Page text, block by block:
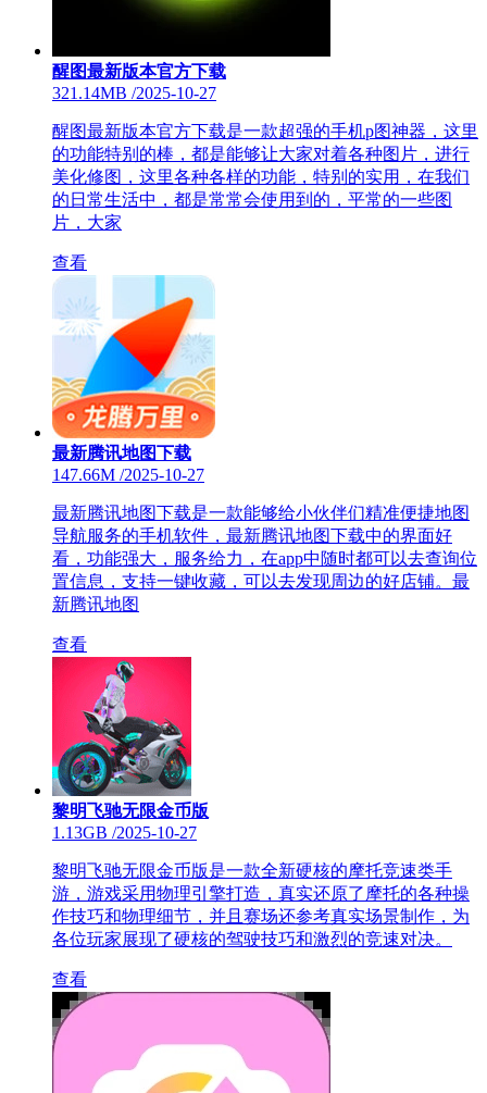
醒图最新版本官方下载
321.14MB /2025-10-27
醒图最新版本官方下载是一款超强的手机p图神器，这里
的功能特别的棒，都是能够让大家对着各种图片，进行
美化修图，这里各种各样的功能，特别的实用，在我们
的日常生活中，都是常常会使用到的，平常的一些图
片，大家
查看
最新腾讯地图下载
147.66M /2025-10-27
最新腾讯地图下载是一款能够给小伙伴们精准便捷地图
导航服务的手机软件，最新腾讯地图下载中的界面好
看，功能强大，服务给力，在app中随时都可以去查询位
置信息，支持一键收藏，可以去发现周边的好店铺。最
新腾讯地图
查看
黎明飞驰无限金币版
1.13GB /2025-10-27
黎明飞驰无限金币版是一款全新硬核的摩托竞速类手
游，游戏采用物理引擎打造，真实还原了摩托的各种操
作技巧和物理细节，并且赛场还参考真实场景制作，为
各位玩家展现了硬核的驾驶技巧和激烈的竞速对决‌。
查看